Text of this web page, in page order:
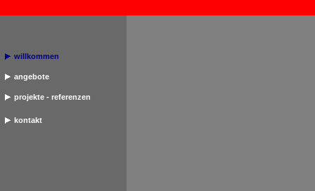
willkommen
angebote
projekte - referenzen
kontakt